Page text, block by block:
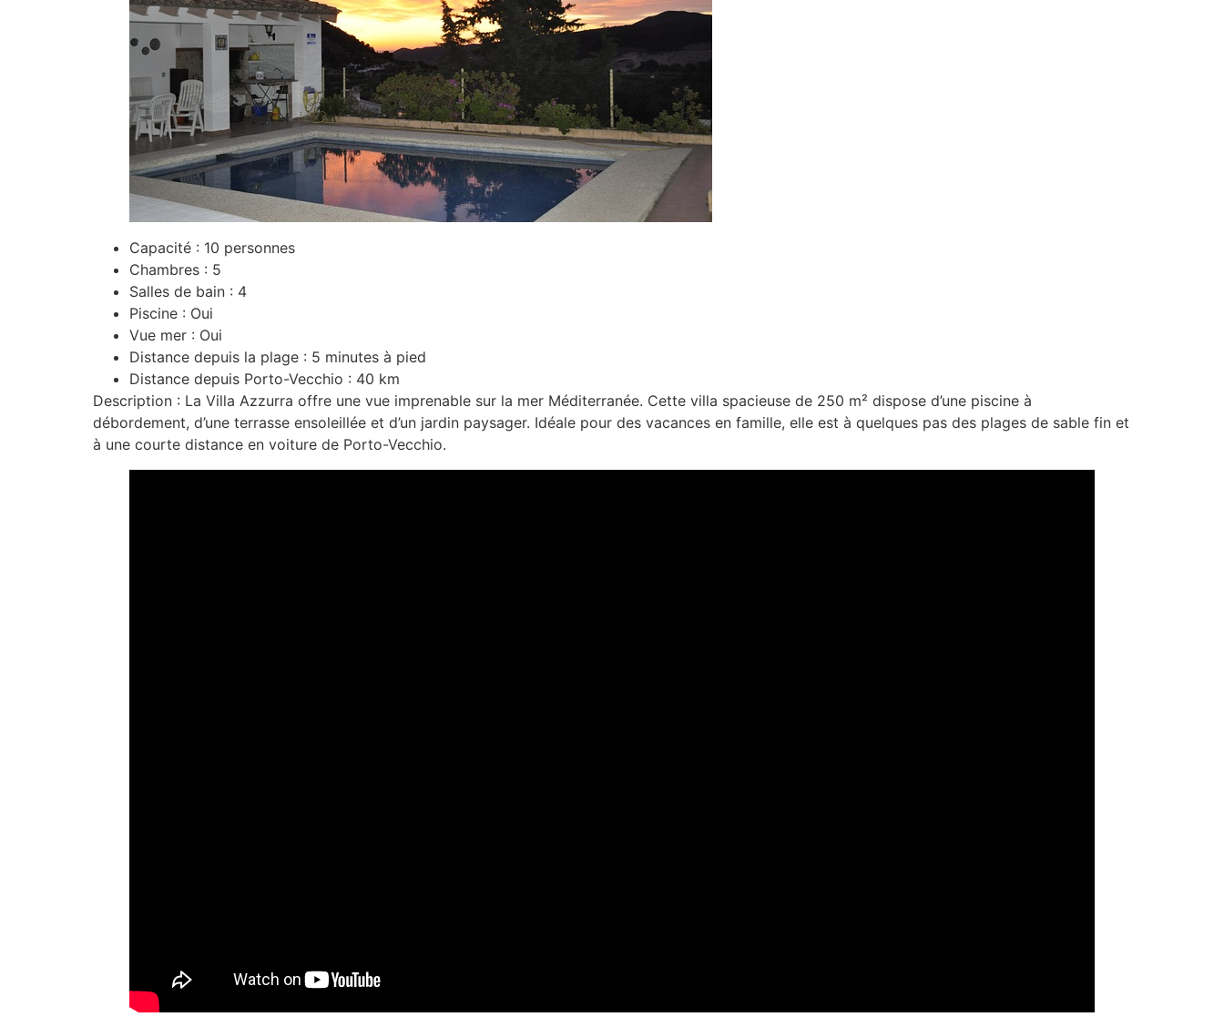
Capacité : 10 personnes
Chambres : 5
Salles de bain : 4
Piscine : Oui
Vue mer : Oui
Distance depuis la plage : 5 minutes à pied
Distance depuis Porto-Vecchio : 40 km
Description : La Villa Azzurra offre une vue imprenable sur la mer Méditerranée. Cette villa spacieuse de 250 m² dispose d’une piscine à
débordement, d’une terrasse ensoleillée et d’un jardin paysager. Idéale pour des vacances en famille, elle est à quelques pas des plages de sable fin et
à une courte distance en voiture de Porto-Vecchio.